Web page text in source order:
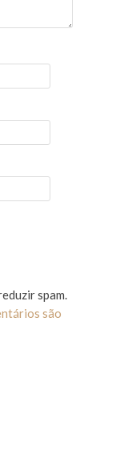
spam.
são